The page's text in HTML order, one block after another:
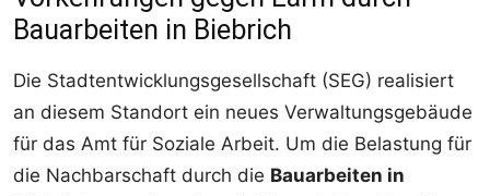
Bauarbeiten in Biebrich
Die Stadtentwicklungsgesellschaft (SEG) realisiert
an diesem Standort ein neues Verwaltungsgebäude
für das Amt für Soziale Arbeit. Um die Belastung für
die Nachbarschaft durch die Bauarbeiten in